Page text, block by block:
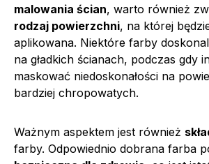
malowania ścian, warto również
rodzaj powierzchni, na której
aplikowana. Niektóre farby
na gładkich ścianach, podczas gdy
maskować niedoskonałości na
bardziej chropowatych.
Ważnym aspektem jest również
farby. Odpowiednio dobrana farba